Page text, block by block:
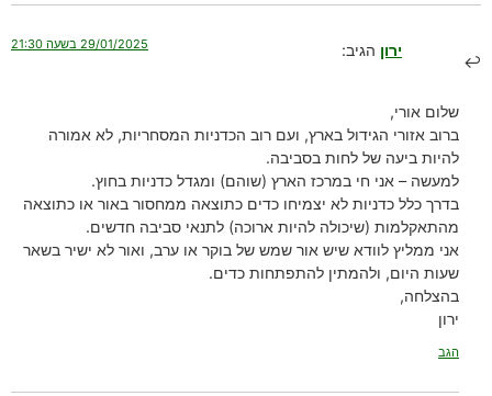
ירון הגיב: 29/01/2025 בשעה 21:30
שלום אורי,
ברוב אזורי הגידול בארץ, ועם רוב הכדניות המסחריות, לא אמורה
להיות ביעה של לחות בסביבה.
למעשה – אני חי במרכז הארץ (שוהם) ומגדל כדניות בחוץ.
בדרך כלל כדניות לא יצמיחו כדים כתוצאה ממחסור באור או כתוצאה
מהתאקלמות (שיכולה להיות ארוכה) לתנאי סביבה חדשים.
אני ממליץ לוודא שיש אור שמש של בוקר או ערב, ואור לא ישיר בשאר
שעות היום, ולהמתין להתפתחות כדים.
בהצלחה,
ירון
הגב